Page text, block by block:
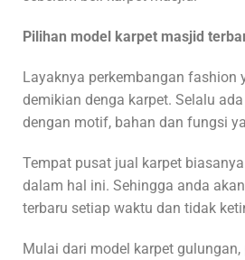
Pilihan model karpet masjid
Layaknya perkembangan fashion
demikian denga karpet. Selalu
dengan motif, bahan dan fungsi
Tempat pusat jual karpet
dalam hal ini. Sehingga anda
terbaru setiap waktu dan tidak
Mulai dari model karpet gulungan,